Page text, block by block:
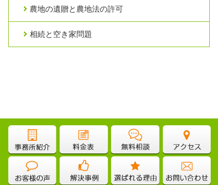
農地の遺贈と農地法の許可
相続と空き家問題